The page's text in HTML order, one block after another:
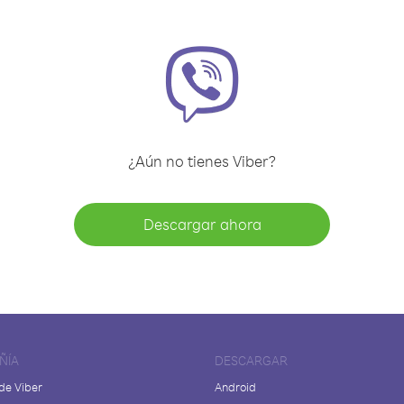
¿Aún no tienes Viber?
Descargar ahora
Viber
DESCARGAR
Android